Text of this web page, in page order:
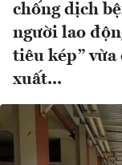
chống dịch
người lao
tiêu kép” vừa
xuất...